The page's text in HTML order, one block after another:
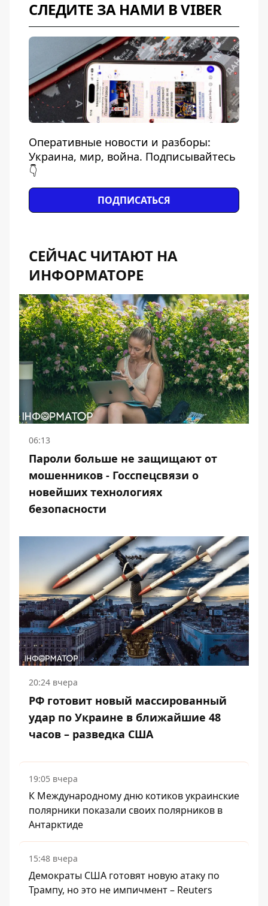
СЛЕДИТЕ ЗА НАМИ В VIBER
Оперативные новости и разборы:
Украина, мир, война. Подписывайтесь
👇
ПОДПИСАТЬСЯ
СЕЙЧАС ЧИТАЮТ НА
ИНФОРМАТОРЕ
06:13
Пароли больше не защищают от
мошенников - Госспецсвязи о
новейших технологиях
безопасности
20:24 вчера
РФ готовит новый массированный
удар по Украине в ближайшие 48
часов – разведка США
19:05 вчера
К Международному дню котиков украинские
полярники показали своих полярников в
Антарктиде
15:48 вчера
Демократы США готовят новую атаку по
Трампу, но это не импичмент – Reuters